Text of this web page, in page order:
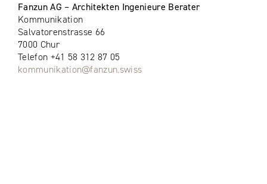
Fanzun AG – Architekten Ingenieure Berater
Kommunikation
Salvatorenstrasse 66
7000 Chur
Telefon +41 58 312 87 05
kommunikation@fanzun.swiss